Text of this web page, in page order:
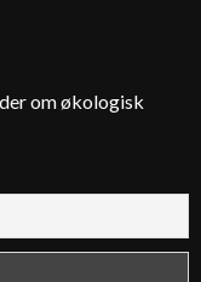
om økologisk